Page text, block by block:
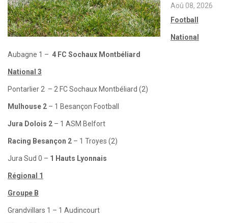
Aoû 08, 2026
Football
National
Aubagne 1 – 4 FC Sochaux Montbéliard
National 3
Pontarlier 2 – 2 FC Sochaux Montbéliard (2)
Mulhouse 2 – 1 Besançon Football
Jura Dolois 2 – 1 ASM Belfort
Racing Besançon 2 – 1 Troyes (2)
Jura Sud 0 – 1 Hauts Lyonnais
Régional 1
Groupe B
Grandvillars 1 – 1 Audincourt